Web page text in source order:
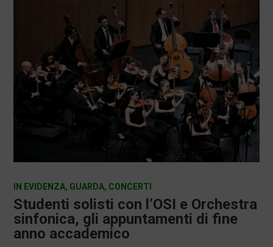
Studenti solisti con l’OSI e Orchestra
sinfonica, gli appuntamenti di fine
anno accademico
IN EVIDENZA, GUARDA, CONCERTI